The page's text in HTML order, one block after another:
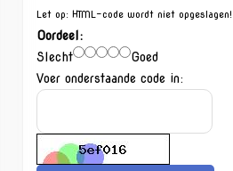
Let op: HTML-code wordt niet opgeslagen!
Oordeel:
Slecht
Goed
Voer onderstaande code in: